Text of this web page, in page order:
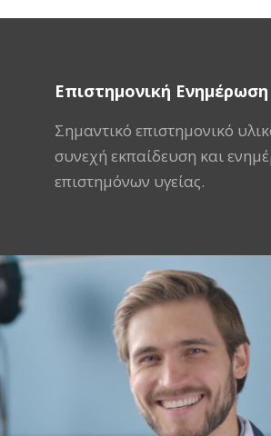
Επιστημονική Ενημέρωση
Σημαντικό επιστημονικό
συνεχή εκπαίδευση και
επιστημόνων υγείας.